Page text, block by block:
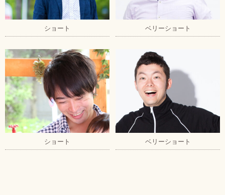
ショート ベリーショート
ショート ベリーショート